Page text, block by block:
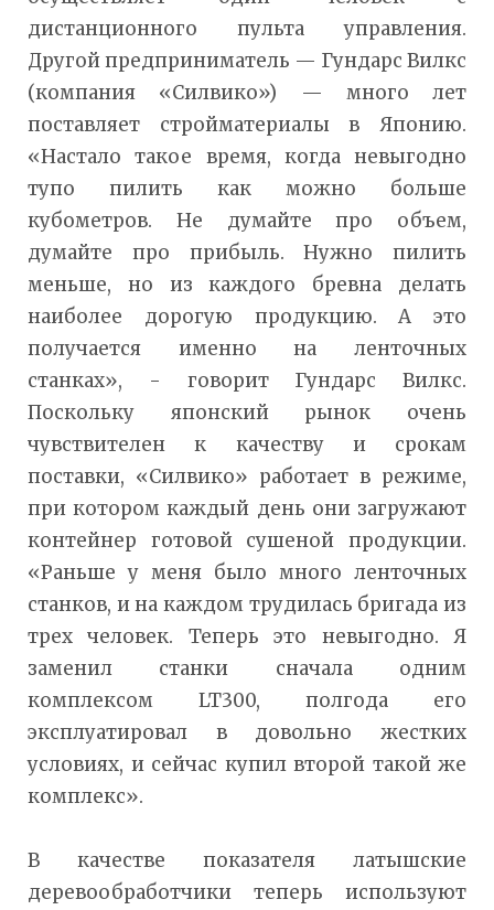
дистанционного пульта управления.
Другой предприниматель — Гундарс Вилкс
(компания «Силвико») — много лет
поставляет стройматериалы в Японию.
«Настало такое время, когда невыгодно
тупо пилить как можно больше
кубометров. Не думайте про объем,
думайте про прибыль. Нужно пилить
меньше, но из каждого бревна делать
наиболее дорогую продукцию. А это
получается именно на ленточных
станках», - говорит Гундарс Вилкс.
Поскольку японский рынок очень
чувствителен к качеству и срокам
поставки, «Силвико» работает в режиме,
при котором каждый день они загружают
контейнер готовой сушеной продукции.
«Раньше у меня было много ленточных
станков, и на каждом трудилась бригада из
трех человек. Теперь это невыгодно. Я
заменил станки сначала одним
комплексом LT300, полгода его
эксплуатировал в довольно жестких
условиях, и сейчас купил второй такой же
комплекс».
В качестве показателя латышские
деревообработчики теперь используют